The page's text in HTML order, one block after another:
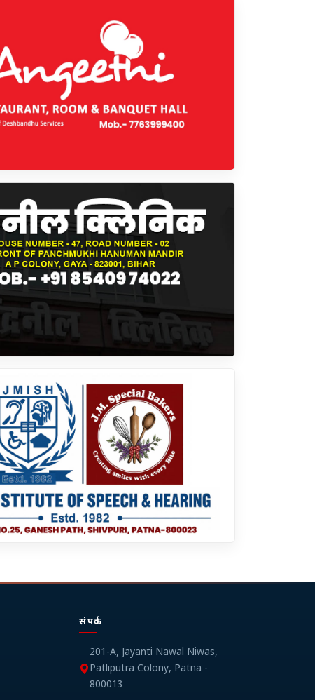
संपर्क
201-A, Jayanti Nawal Niwas,
Patliputra Colony, Patna -
800013